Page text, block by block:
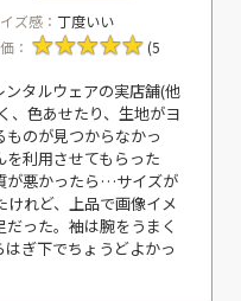
ズ感：丁度いい
： (5
ンタルウェアの実店舗(他
、色あせたり、生地がヨ
ものが見つからなかっ
利用させてもらった
が悪かったら…サイズが
れど、上品で画像イメ
った。袖は腕をうまく
ぎ下でちょうどよかっ